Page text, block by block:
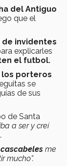
del Antiguo
que el
invidentes
explicarles
el futbol.
porteros
se
de sus
de Santa
a ser y creí
me
mucho”.